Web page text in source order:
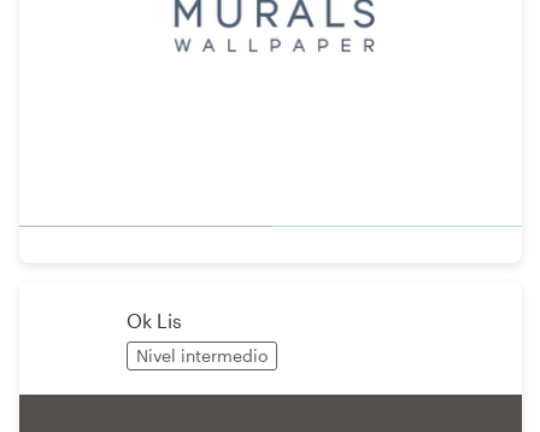
Ok Lis
Nivel intermedio